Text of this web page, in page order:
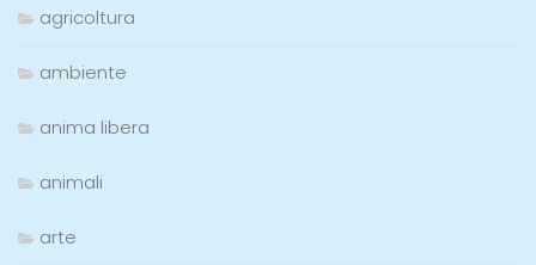
agricoltura
ambiente
anima libera
animali
arte